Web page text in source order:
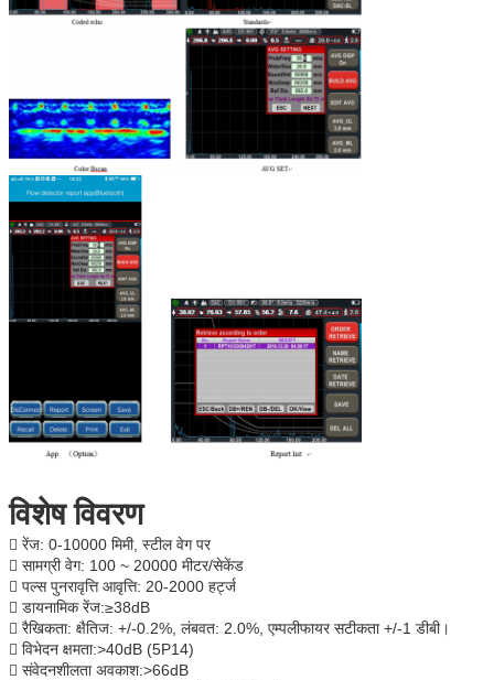
विशेष विवरण
 रेंज: 0-10000 मिमी, स्टील वेग पर
 सामग्री वेग: 100 ~ 20000 मीटर/सेकेंड
 पल्स पुनरावृत्ति आवृत्ति: 20-2000 हर्ट्ज
 डायनामिक रेंज:≥38dB
 रैखिकता: क्षैतिज: +/-0.2%, लंबवत: 2.0%, एम्पलीफायर सटीकता +/-1 डीबी।
 विभेदन क्षमता:>40dB (5P14)
 संवेदनशीलता अवकाश:>66dB